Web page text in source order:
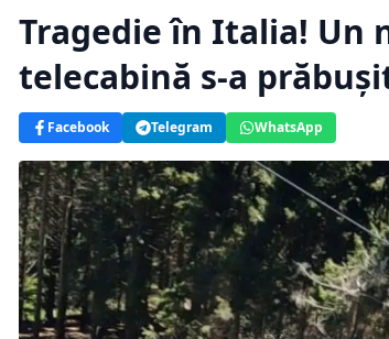
Tragedie în Italia! Un
telecabină s-a
Facebook Telegram WhatsApp